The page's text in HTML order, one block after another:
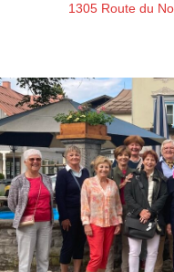
1305 Route du